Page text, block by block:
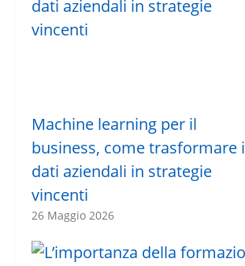
Machine learning per il
business, come trasformare i
dati aziendali in strategie
vincenti
26 Maggio 2026